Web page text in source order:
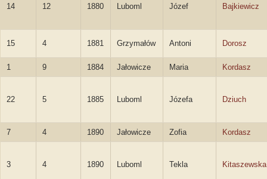
14 12 1880 Luboml Józef Bajkiewicz
15 4 1881 Grzymałów Antoni Dorosz
1 9 1884 Jałowicze Maria Kordasz
22 5 1885 Luboml Józefa Dziuch
7 4 1890 Jałowicze Zofia Kordasz
3 4 1890 Luboml Tekla Kitaszewska